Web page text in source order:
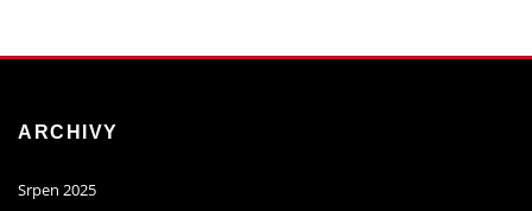
ARCHIVY
Srpen 2025